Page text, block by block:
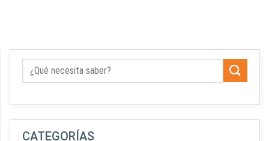
CATEGORÍAS